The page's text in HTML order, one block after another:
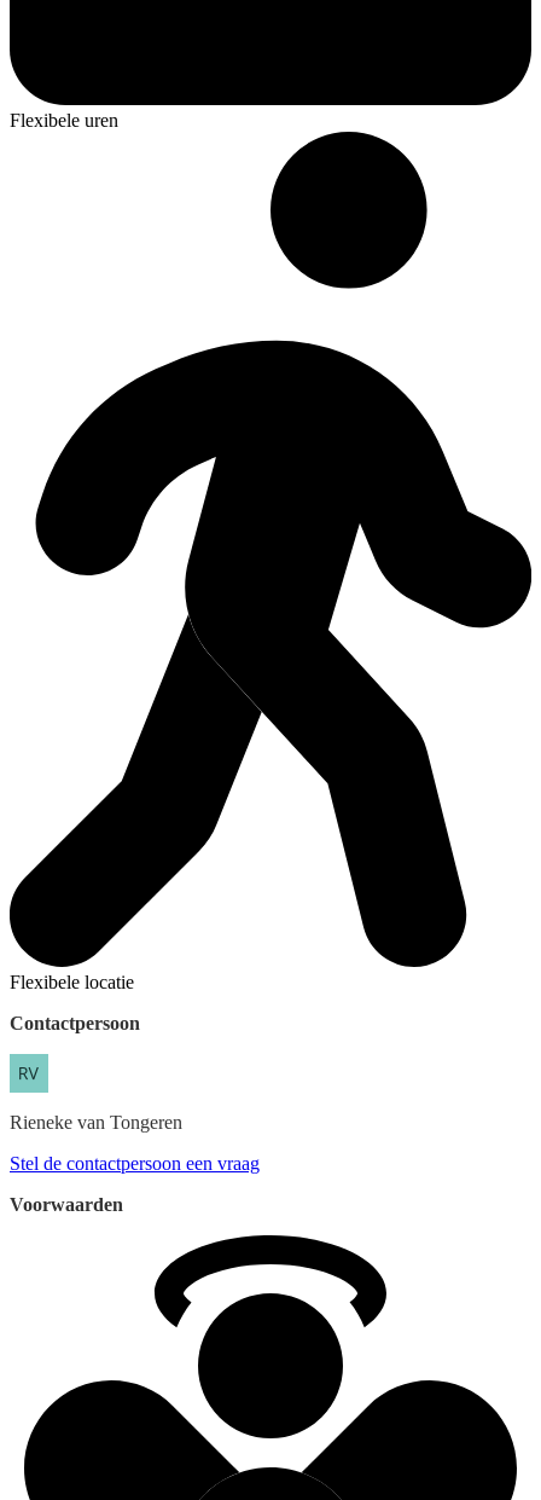
Flexibele uren
Flexibele locatie
Contactpersoon
Rieneke van Tongeren
Stel de contactpersoon een vraag
Voorwaarden